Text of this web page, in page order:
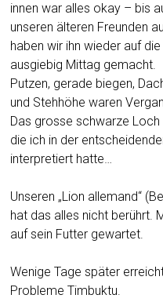
innen war alles okay – bis
unseren älteren Freunden
haben wir ihn wieder auf
ausgiebig Mittag gemacht.
Putzen, gerade biegen,
und Stehhöhe waren
Das grosse schwarze
die ich in der
interpretiert hatte…
Unseren „Lion allemand“
hat das alles nicht berührt.
auf sein Futter gewartet.
Wenige Tage später
Probleme Timbuktu.